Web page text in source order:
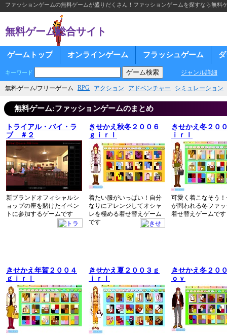
ファッションゲームの無料ゲームが盛りだくさん！ファッションゲームを探すなら無料
無料ゲーム総合サイト
ゲームトップ オンラインゲーム フラッシュゲーム
キーワード ジャンル詳細
無料ゲーム/フリーゲーム RPG アクション アドベンチャー シミュレーション
無料ゲーム:ファッションゲームのまとめ
トライアル・バイ・ラ
ブ ＃２
新ブランドオフィシャルシ
ョップの座を賭けたイベン
トに参加するゲームです
きせかえ秋冬２００６
ｇｉｒｌ
着たい服がいっぱい！自分
なりにアレンジしてオシャ
レを極める着せ替えゲーム
です
きせかえ冬２０
ｉｒｌ
可愛く着こなそう
が問われる冬ファ
着せ替えゲームです
きせかえ年賀２００４
ｇｉｒｌ
きせかえ夏２００３ｇ
ｉｒｌ
きせかえ冬２０
ｏｙ